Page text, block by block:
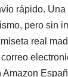
rápido.
pero sin
real